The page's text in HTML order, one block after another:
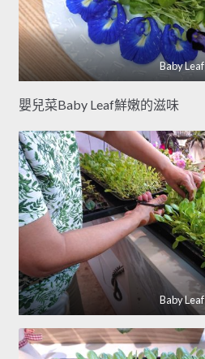
Baby Leaf
嬰兒菜Baby Leaf鮮嫩的滋味
Baby Leaf